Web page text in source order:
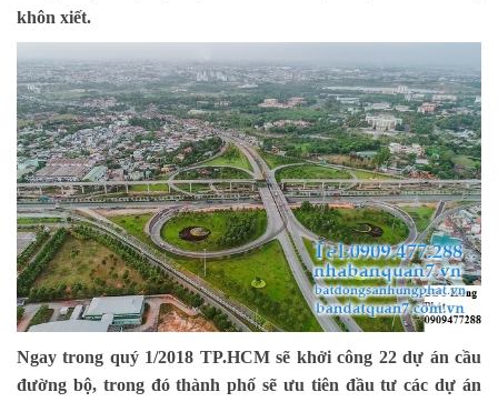
khôn xiết.
Ngay trong quý 1/2018 TP.HCM sẽ khởi công 22 dự án cầu
đường bộ, trong đó thành phố sẽ ưu tiên đầu tư các dự án